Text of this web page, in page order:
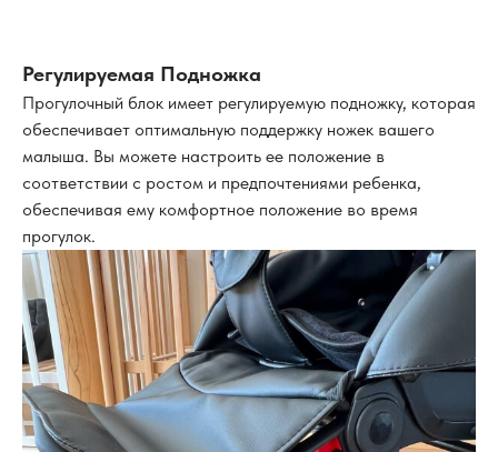
Регулируемая Подножка
Прогулочный блок имеет регулируемую подножку, которая
обеспечивает оптимальную поддержку ножек вашего
малыша. Вы можете настроить ее положение в
соответствии с ростом и предпочтениями ребенка,
обеспечивая ему комфортное положение во время
прогулок.